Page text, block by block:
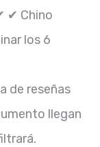
✔ Chino
los 6
de reseñas
llegan